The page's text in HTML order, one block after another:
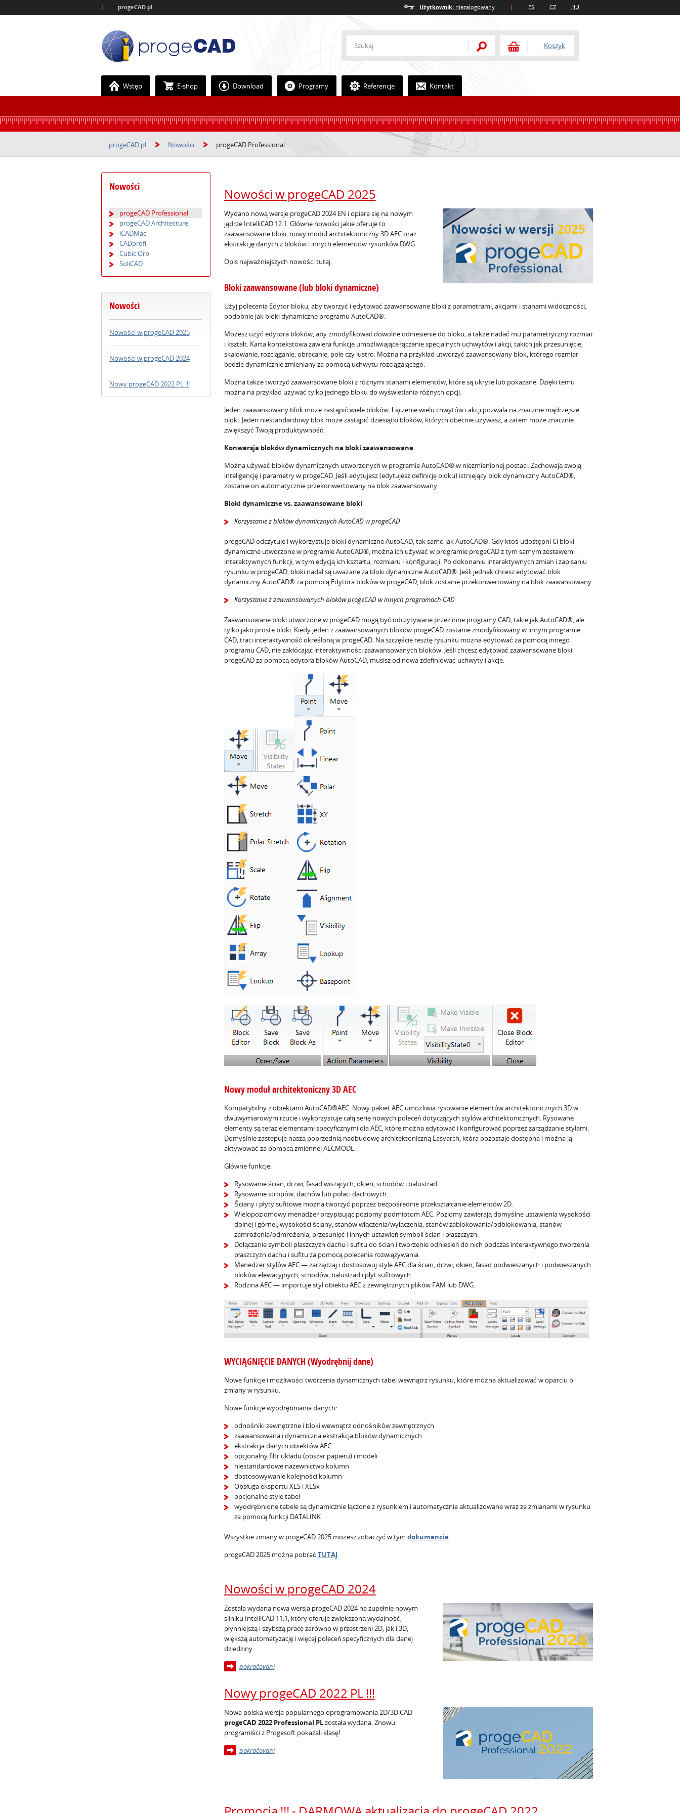
| progeCAD.pl Użytkownik:niezalogowany | ES CZ HU
Koszyk
Wstęp E-shop Download Programy Referencje Kontakt
progeCAD.pl Nowości progeCAD Professional
Nowości w progeCAD 2025
Wydano nową wersje progeCAD 2024 EN i opiera się na nowym
jądrze IntelliCAD 12.1. Główne nowości jakie oferuje to
zaawansowane bloki, nowy moduł architektoniczny 3D AEC oraz
ekstrakcję danych z bloków i innych elementów rysunków DWG.
Opis najważniejszych nowości tutaj.
Bloki zaawansowane (lub bloki dynamiczne)
Użyj polecenia Edytor bloku, aby tworzyć i edytować zaawansowane bloki z parametrami, akcjami i stanami widoczności,
podobnie jak bloki dynamiczne programu AutoCAD®.
Możesz użyć edytora bloków, aby zmodyfikować dowolne odniesienie do bloku, a także nadać mu parametryczny rozmiar
i kształt. Karta kontekstowa zawiera funkcje umożliwiające łączenie specjalnych uchwytów i akcji, takich jak przesunięcie,
skalowanie, rozciąganie, obracanie, pole czy lustro. Można na przykład utworzyć zaawansowany blok, którego rozmiar
będzie dynamicznie zmieniany za pomocą uchwytu rozciągającego.
Można także tworzyć zaawansowane bloki z różnymi stanami elementów, które są ukryte lub pokazane. Dzięki temu
można na przykład używać tylko jednego bloku do wyświetlania różnych opcji.
Jeden zaawansowany blok może zastąpić wiele bloków. Łączenie wielu chwytów i akcji pozwala na znacznie mądrzejsze
bloki. Jeden niestandardowy blok może zastąpić dziesiątki bloków, których obecnie używasz, a zatem może znacznie
zwiększyć Twoją produktywność.
Konwersja bloków dynamicznych na bloki zaawansowane
Można używać bloków dynamicznych utworzonych w programie AutoCAD® w niezmienionej postaci. Zachowają swoją
inteligencję i parametry w progeCAD. Jeśli edytujesz (edytujesz definicję bloku) istniejący blok dynamiczny AutoCAD®,
zostanie on automatycznie przekonwertowany na blok zaawansowany.
Bloki dynamiczne vs. zaawansowane bloki
Korzystanie z bloków dynamicznych AutoCAD w progeCAD
progeCAD odczytuje i wykorzystuje bloki dynamiczne AutoCAD, tak samo jak AutoCAD®. Gdy ktoś udostępni Ci bloki
dynamiczne utworzone w programie AutoCAD®, można ich używać w programie progeCAD z tym samym zestawem
interaktywnych funkcji, w tym edycją ich kształtu, rozmiaru i konfiguracji. Po dokonaniu interaktywnych zmian i zapisaniu
rysunku w progeCAD, bloki nadal są uważane za bloki dynamiczne AutoCAD®. Jeśli jednak chcesz edytować blok
dynamiczny AutoCAD® za pomocą Edytora bloków w progeCAD, blok zostanie przekonwertowany na blok zaawansowany.
Korzystanie z zaawansowanych bloków progeCAD w innych programach CAD
Zaawansowane bloki utworzone w progeCAD mogą być odczytywane przez inne programy CAD, takie jak AutoCAD®, ale
tylko jako proste bloki. Kiedy jeden z zaawansowanych bloków progeCAD zostanie zmodyfikowany w innym programie
CAD, traci interaktywność określoną w progeCAD. Na szczęście resztę rysunku można edytować za pomocą innego
programu CAD, nie zakłócając interaktywności zaawansowanych bloków. Jeśli chcesz edytować zaawansowane bloki
progeCAD za pomocą edytora bloków AutoCAD, musisz od nowa zdefiniować uchwyty i akcje.
Nowy moduł architektoniczny 3D AEC
Kompatybilny z obiektami AutoCAD®AEC. Nowy pakiet AEC umożliwia rysowanie elementów architektonicznych 3D w
dwuwymiarowym rzucie i wykorzystuje całą serię nowych poleceń dotyczących stylów architektonicznych. Rysowane
elementy są teraz elementami specyficznymi dla AEC, które można edytować i konfigurować poprzez zarządzanie stylami.
Domyślnie zastępuje naszą poprzednią nadbudowę architektoniczną Easyarch, która pozostaje dostępna i można ją
aktywować za pomocą zmiennej AECMODE.
Główne funkcje:
Rysowanie ścian, drzwi, fasad wiszących, okien, schodów i balustrad.
Rysowanie stropów, dachów lub połaci dachowych.
Ściany i płyty sufitowe można tworzyć poprzez bezpośrednie przekształcanie elementów 2D.
Wielopoziomowy menadżer przypisując poziomy podmiotom AEC. Poziomy zawierają domyślne ustawienia wysokości
dolnej i górnej, wysokości ściany, stanów włączenia/wyłączenia, stanów zablokowania/odblokowania, stanów
zamrożenia/odmrożenia, przesunięć i innych ustawień symboli ścian i płaszczyzn.
Dołączanie symboli płaszczyzn dachu i sufitu do ścian i tworzenie odniesień do nich podczas interaktywnego tworzenia
płaszczyzn dachu i sufitu za pomocą polecenia rozwiązywania.
Menedżer stylów AEC — zarządzaj i dostosowuj style AEC dla ścian, drzwi, okien, fasad podwieszanych i podwieszanych
bloków elewacyjnych, schodów, balustrad i płyt sufitowych.
Rodzina AEC — importuje styl obiektu AEC z zewnętrznych plików FAM lub DWG.
WYCIĄGNIĘCIE DANYCH (Wyodrębnij dane)
Nowe funkcje i możliwości tworzenia dynamicznych tabel wewnątrz rysunku, które można aktualizować w oparciu o
zmiany w rysunku.
Nowe funkcje wyodrębniania danych:
odnośniki zewnętrzne i bloki wewnątrz odnośników zewnętrznych
zaawansowana i dynamiczna ekstrakcja bloków dynamicznych
ekstrakcja danych obiektów AEC
opcjonalny filtr układu (obszar papieru) i modeli
niestandardowe nazewnictwo kolumn
dostosowywanie kolejności kolumn
Obsługa eksportu XLS i XLSx
opcjonalne style tabel
wyodrębnione tabele są dynamicznie łączone z rysunkiem i automatycznie aktualizowane wraz ze zmianami w rysunku
za pomocą funkcji DATALINK
Wszystkie zmiany w progeCAD 2025 możesz zobaczyć w tym dokumencie.
progeCAD 2025 można pobrać TUTAJ.
Nowości w progeCAD 2024
Została wydana nowa wersja progeCAD 2024 na zupełnie nowym
silniku IntelliCAD 11.1, który oferuje zwiększoną wydajność,
płynniejszą i szybszą pracę zarówno w przestrzeni 2D, jak i 3D,
większą automatyzację i więcej poleceń specyficznych dla danej
dziedziny.
pokračování
Nowy progeCAD 2022 PL !!!
Nowa polska wersja popularnego oprogramowania 2D/3D CAD
progeCAD 2022 Professional PLzostała wydana. Znowu
programiści z Progesoft pokazali klasę!
pokračování
Nowości
progeCAD Professional
progeCAD Architecture
iCADMac
CADprofi
Cubic Orb
SoliCAD
Nowości
Nowości w progeCAD 2025
Nowości w progeCAD 2024
Nowy progeCAD 2022 PL !!!